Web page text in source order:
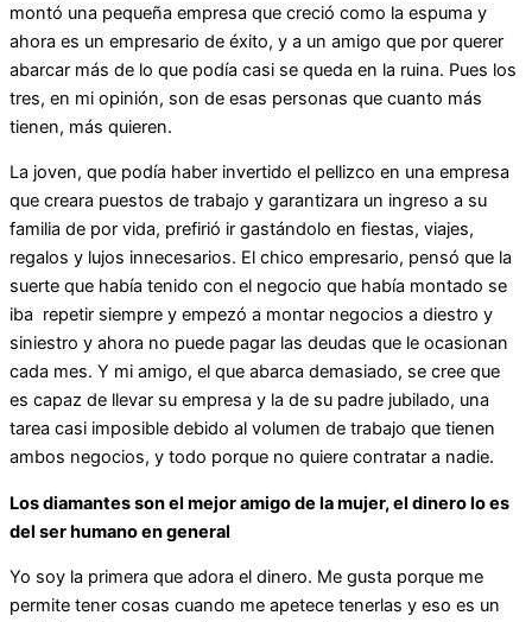
montó una pequeña empresa que creció como la espuma y
ahora es un empresario de éxito, y a un amigo que por querer
abarcar más de lo que podía casi se queda en la ruina. Pues los
tres, en mi opinión, son de esas personas que cuanto más
tienen, más quieren.
La joven, que podía haber invertido el pellizco en una empresa
que creara puestos de trabajo y garantizara un ingreso a su
familia de por vida, prefirió ir gastándolo en fiestas, viajes,
regalos y lujos innecesarios. El chico empresario, pensó que la
suerte que había tenido con el negocio que había montado se
iba repetir siempre y empezó a montar negocios a diestro y
siniestro y ahora no puede pagar las deudas que le ocasionan
cada mes. Y mi amigo, el que abarca demasiado, se cree que
es capaz de llevar su empresa y la de su padre jubilado, una
tarea casi imposible debido al volumen de trabajo que tienen
ambos negocios, y todo porque no quiere contratar a nadie.
Los diamantes son el mejor amigo de la mujer, el dinero lo es
del ser humano en general
Yo soy la primera que adora el dinero. Me gusta porque me
permite tener cosas cuando me apetece tenerlas y eso es un